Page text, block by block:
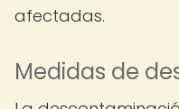
afectadas.
Medidas de